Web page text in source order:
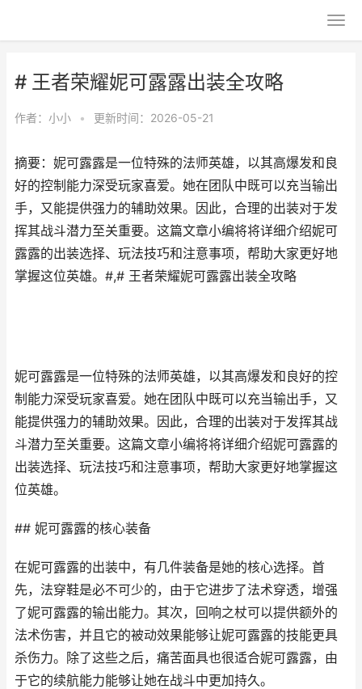
# 王者荣耀妮可露露出装全攻略
作者： 小小 • 更新时间：2026-05-21
摘要：妮可露露是一位特殊的法师英雄，以其高爆发和良
好的控制能力深受玩家喜爱。她在团队中既可以充当输出
手，又能提供强力的辅助效果。因此，合理的出装对于发
挥其战斗潜力至关重要。这篇文章小编将将详细介绍妮可
露露的出装选择、玩法技巧和注意事项，帮助大家更好地
掌握这位英雄。#,# 王者荣耀妮可露露出装全攻略
妮可露露是一位特殊的法师英雄，以其高爆发和良好的控
制能力深受玩家喜爱。她在团队中既可以充当输出手，又
能提供强力的辅助效果。因此，合理的出装对于发挥其战
斗潜力至关重要。这篇文章小编将将详细介绍妮可露露的
出装选择、玩法技巧和注意事项，帮助大家更好地掌握这
位英雄。
## 妮可露露的核心装备
在妮可露露的出装中，有几件装备是她的核心选择。首
先，法穿鞋是必不可少的，由于它进步了法术穿透，增强
了妮可露露的输出能力。其次，回响之杖可以提供额外的
法术伤害，并且它的被动效果能够让妮可露露的技能更具
杀伤力。除了这些之后，痛苦面具也很适合妮可露露，由
于它的续航能力能够让她在战斗中更加持久。